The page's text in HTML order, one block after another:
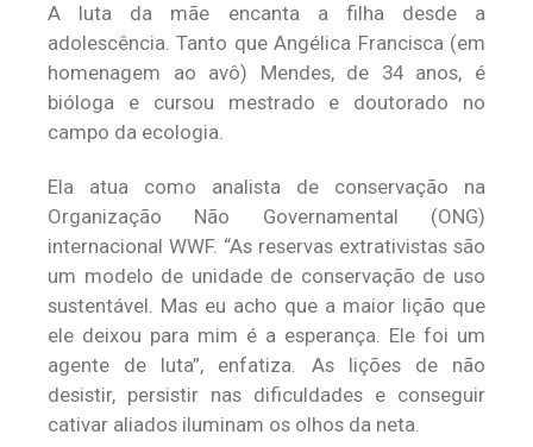
A luta da mãe encanta a filha desde a
adolescência. Tanto que Angélica Francisca (em
homenagem ao avô) Mendes, de 34 anos, é
bióloga e cursou mestrado e doutorado no
campo da ecologia.
Ela atua como analista de conservação na
Organização Não Governamental (ONG)
internacional WWF. “As reservas extrativistas são
um modelo de unidade de conservação de uso
sustentável. Mas eu acho que a maior lição que
ele deixou para mim é a esperança. Ele foi um
agente de luta”, enfatiza. As lições de não
desistir, persistir nas dificuldades e conseguir
cativar aliados iluminam os olhos da neta.